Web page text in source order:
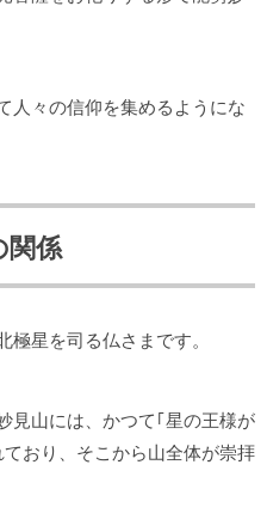
人々の信仰を集めるようにな
関係
極星を司る仏さまです。
見山には、かつて｢星の王様が
おり、そこから山全体が崇拝